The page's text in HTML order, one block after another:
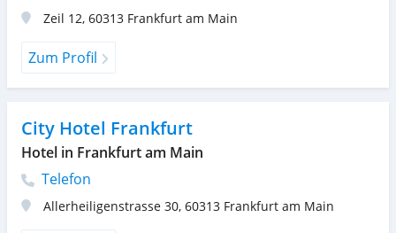
Zeil 12, 60313 Frankfurt am Main
Zum Profil
City Hotel Frankfurt
Hotel in Frankfurt am Main
Telefon
Allerheiligenstrasse 30, 60313 Frankfurt am Main